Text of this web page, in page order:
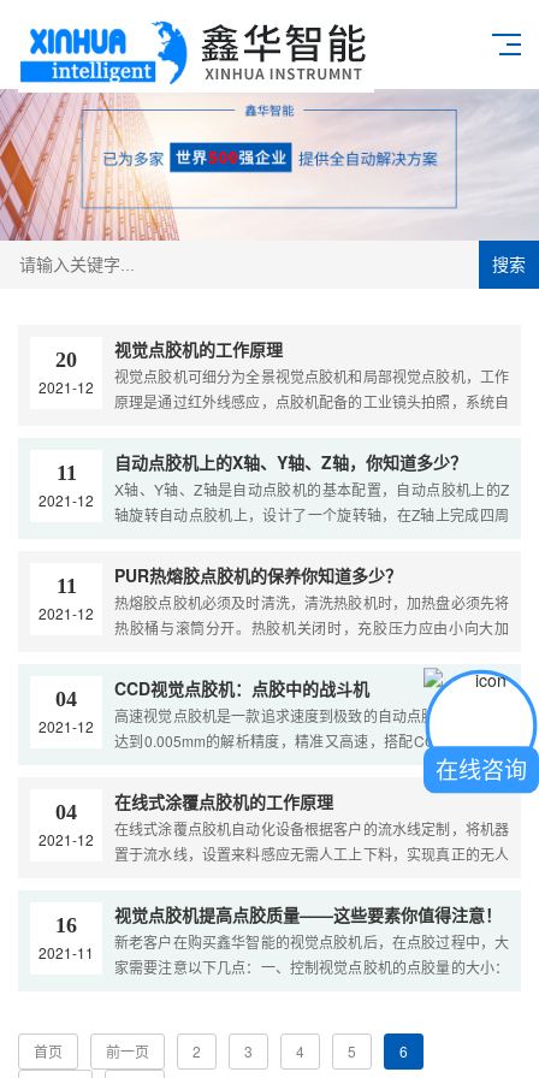
搜索
20
2021-12
视觉点胶机的工作原理
视觉点胶机可细分为全景视觉点胶机和局部视觉点胶机，工作
原理是通过红外线感应，点胶机配备的工业镜头拍照，系统自
准点胶； 需要点胶的产品角可以随意摆放，视觉点胶机自动寻
找路径点胶运行，可点胶、画圆、S形状、等任意图形走位点
胶；视觉点胶机还可以自动识别不良品或不需要点胶的产品，
极大的节约生产成本。....
11
2021-12
自动点胶机上的X轴、Y轴、Z轴，你知道多少？
X轴、Y轴、Z轴是自动点胶机的基本配置，自动点胶机上的Z
轴旋转自动点胶机上，设计了一个旋转轴，在Z轴上完成四周
能完成点胶轨迹外，还能实现产品的内壁、外壁、垂直于平
面、特别是间隙间的点胶，球面涂胶操作。....
11
2021-12
PUR热熔胶点胶机的保养你知道多少？
热熔胶点胶机必须及时清洗，清洗热胶机时，加热盘必须先将
热胶桶与滚筒分开。热胶机关闭时，充胶压力应由小向大加
的同时切断所有电源。胶桶与机器加热板分离后，通过热熔胶
机取出胶桶。板上的特殊机构，关闭板与泵体之间的通道，防
止固化。....
04
2021-12
CCD视觉点胶机：点胶中的战斗机
高速视觉点胶机是一款追求速度到极致的自动点胶机机器，能
达到0.005mm的解析精度，精准又高速，搭配CCD 视觉定位
系统，超过1000HZ的工作效率，采用压电式喷射阀/气动点胶
阀达到点胶速度，高速点胶机喷液注射器部件，加液机构包括
液胶注射器、有机稀释液注射器和混合管，其中液胶注射器、
有机稀释液注射器通过流量控制阀连接进入混合管。....
04
2021-12
在线式涂覆点胶机的工作原理
在线式涂覆点胶机自动化设备根据客户的流水线定制，将机器
置于流水线，设置来料感应无需人工上下料，实现真正的无人
具有故障声光报警功能，有自动故障排除的功能，直接直观和
简单。....
16
2021-11
视觉点胶机提高点胶质量——这些要素你值得注意！
新老客户在购买鑫华智能的视觉点胶机后，在点胶过程中，大
家需要注意以下几点：一、控制视觉点胶机的点胶量的大小：
们设定的点胶量情况。二、压力控制：如果视觉点胶机的压力
很高，那....
首页 前一页 2 3 4 5
6
在线咨询